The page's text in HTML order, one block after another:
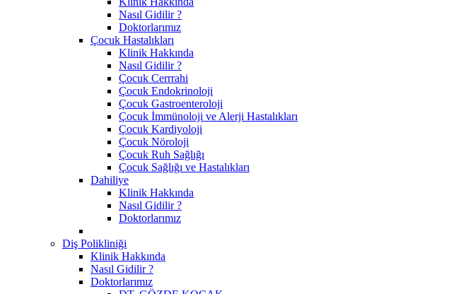
Nasıl Gidilir ?
Doktorlarımız
Çocuk Hastalıkları
Klinik Hakkında
Nasıl Gidilir ?
Çocuk Cerrrahi
Çocuk Endokrinoloji
Çocuk Gastroenteroloji
Çocuk İmmünoloji ve Alerji Hastalıkları
Çocuk Kardiyoloji
Çocuk Nöroloji
Çocuk Ruh Sağlığı
Çocuk Sağlığı ve Hastalıkları
Dahiliye
Klinik Hakkında
Nasıl Gidilir ?
Doktorlarımız
Diş Polikliniği
Klinik Hakkında
Nasıl Gidilir ?
Doktorlarımız